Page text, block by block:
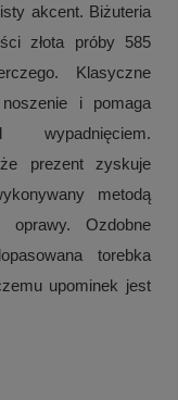
akcent. Biżuteria
złota próby 585
Klasyczne
i pomaga
prezent zyskuje
metodą
oprawy. Ozdobne
torebka
upominek jest